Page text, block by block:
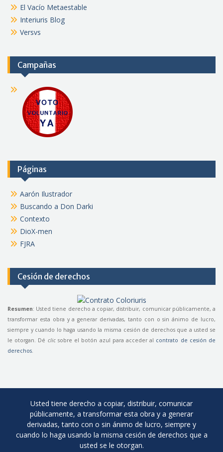
El Vacío Metaestable
Interiuris Blog
Versvs
Campañas
Páginas
Aarón Ilustrador
Buscando a Don Darki
Contexto
DioX-men
FJRA
Cesión de derechos
Resumen: Usted tiene derecho a copiar, distribuir, comunicar públicamente, a
transformar esta obra y a generar derivadas, tanto con o sin ánimo de lucro,
siempre y cuando lo haga usando la misma cesión de derechos que a usted se
le otorgan. Dé clicsobre el botón azul para acceder al contrato de cesión de
derechos
Usted tiene derecho a copiar, distribuir, comunicar
públicamente, a transformar esta obra y a generar
derivadas, tanto con o sin ánimo de lucro, siempre y
cuando lo haga usando la misma cesión de derechos que a
usted se le otorgan.